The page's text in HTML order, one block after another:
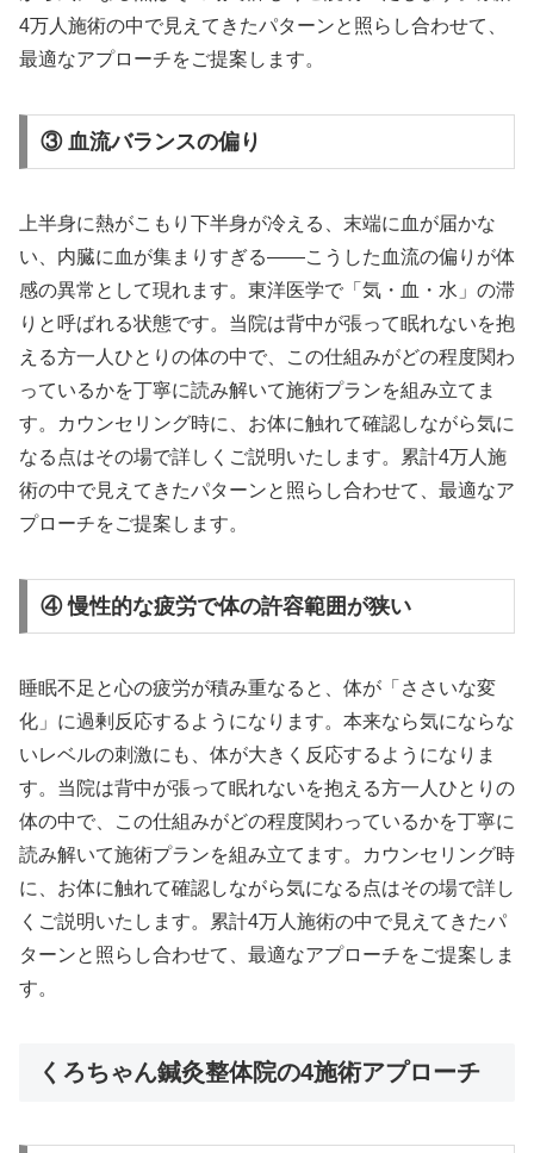
4万人施術の中で見えてきたパターンと照らし合わせて、
最適なアプローチをご提案します。
③ 血流バランスの偏り
上半身に熱がこもり下半身が冷える、末端に血が届かな
い、内臓に血が集まりすぎる——こうした血流の偏りが体
感の異常として現れます。東洋医学で「気・血・水」の滞
りと呼ばれる状態です。当院は背中が張って眠れないを抱
える方一人ひとりの体の中で、この仕組みがどの程度関わ
っているかを丁寧に読み解いて施術プランを組み立てま
す。カウンセリング時に、お体に触れて確認しながら気に
なる点はその場で詳しくご説明いたします。累計4万人施
術の中で見えてきたパターンと照らし合わせて、最適なア
プローチをご提案します。
④ 慢性的な疲労で体の許容範囲が狭い
睡眠不足と心の疲労が積み重なると、体が「ささいな変
化」に過剰反応するようになります。本来なら気にならな
いレベルの刺激にも、体が大きく反応するようになりま
す。当院は背中が張って眠れないを抱える方一人ひとりの
体の中で、この仕組みがどの程度関わっているかを丁寧に
読み解いて施術プランを組み立てます。カウンセリング時
に、お体に触れて確認しながら気になる点はその場で詳し
くご説明いたします。累計4万人施術の中で見えてきたパ
ターンと照らし合わせて、最適なアプローチをご提案しま
す。
くろちゃん鍼灸整体院の4施術アプローチ